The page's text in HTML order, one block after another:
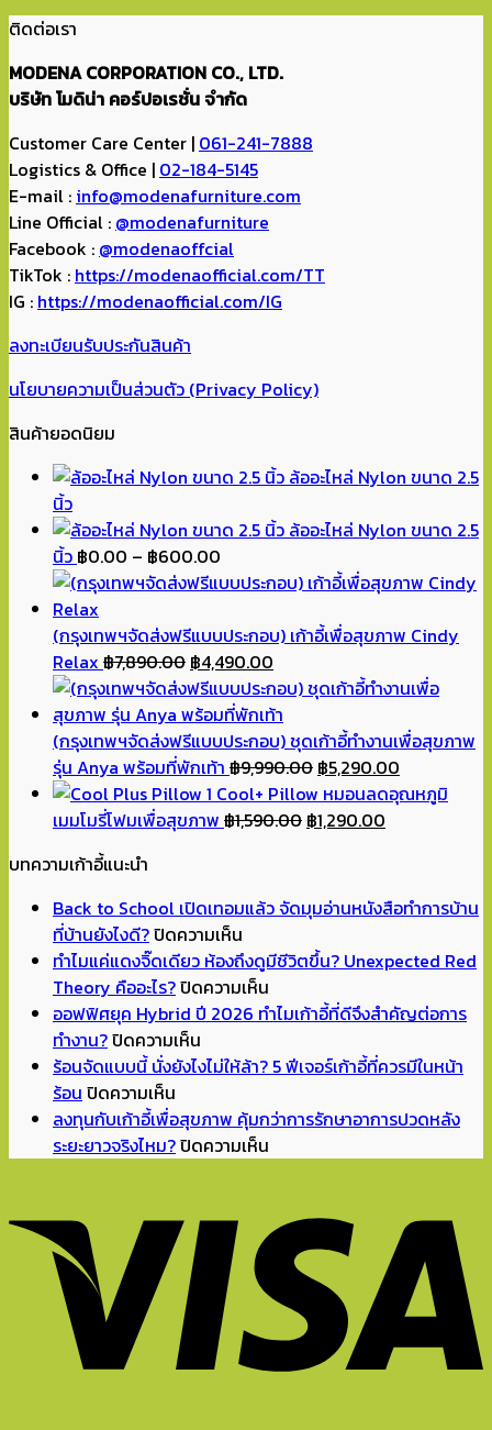
ติดต่อเรา
MODENA CORPORATION CO., LTD.
บริษัท โมดิน่า คอร์ปอเรชั่น จำกัด
Customer Care Center | 061-241-7888
Logistics & Office | 02-184-5145
E-mail : info@modenafurniture.com
Line Official : @modenafurniture
Facebook : @modenaoffcial
TikTok : https://modenaofficial.com/TT
IG : https://modenaofficial.com/IG
ลงทะเบียนรับประกันสินค้า
นโยบายความเป็นส่วนตัว (Privacy Policy)
สินค้ายอดนิยม
ล้ออะไหล่ Nylon ขนาด 2.5
นิ้ว
ล้ออะไหล่ Nylon ขนาด 2.5
นิ้ว ฿0.00 – ฿600.00
range:
through
฿600.00
(กรุงเทพฯจัดส่งฟรีแบบประกอบ) เก้าอี้เพื่อสุขภาพ Cindy
Relax ฿7,890.00 Original
price
was:
฿7,890.00.
฿4,490.00
price
is:
฿4,490.00.
(กรุงเทพฯจัดส่งฟรีแบบประกอบ) ชุดเก้าอี้ทำงานเพื่อสุขภาพ
รุ่น Anya พร้อมที่พักเท้า ฿9,990.00 Original
price
was:
฿5,290.00
price
Cool+ Pillow หมอนลดอุณหภูมิ
เมมโมรี่โฟมเพื่อสุขภาพ ฿1,590.00 Original
฿1,590.00.
฿1,290.00
฿1,290.00.
บทความเก้าอี้แนะนำ
Back to School เปิดเทอมแล้ว จัดมุมอ่านหนังสือทำการบ้าน
ที่บ้านยังไงดี?ปิดความเห็น
Back
to
School
เทอม
จัด
มุม
ทำการ
บ้าน
บ้าน
ยัง
ทำไมแค่แดงจิ๊ดเดียว ห้องถึงดูมีชีวิตขึ้น? Unexpected Red
Theory คืออะไร?ปิดความเห็น
ทำไม
แดง
เดียว
มี
ชีวิต
ขึ้น?
Unexpected
Theory
ออฟฟิศยุค Hybrid ปี 2026 ทำไมเก้าอี้ที่ดีจึงสำคัญต่อการ
ทำงาน?ปิดความเห็น
ออฟฟิศ
Hybrid
ปี
เก้าอี้
สำคัญ
ต่อ
ร้อนจัดแบบนี้ นั่งยังไงไม่ให้ล้า? 5 ฟีเจอร์เก้าอี้ที่ควรมีในหน้า
ร้อน ปิดความเห็น
ร้อน
จัด
นั่ง
ยัง
ไง
ไม่
ให้
ล้า?
ลงทุนกับเก้าอี้เพื่อสุขภาพ คุ้มกว่าการรักษาอาการปวดหลัง
ระยะยาวจริงไหม?ปิดความเห็น
เก้าอี้
เพื่อ
สุขภาพ
คุ้ม